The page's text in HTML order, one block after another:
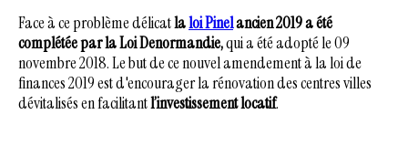
Face à ce problème délicatlaloi Pinelancien 2019 a été
complétée par laLoi Denormandie,qui a été adopté le 09
novembre 2018. Le but de ce nouvel amendement à la loi de
finances 2019 est d'encourager la rénovation des centres villes
dévitalisés en facilitantl’investissement locatif.